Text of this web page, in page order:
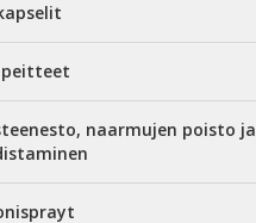
naarmujen poisto ja